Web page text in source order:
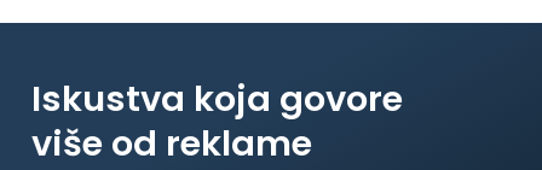
Iskustva koja govore
više od reklame